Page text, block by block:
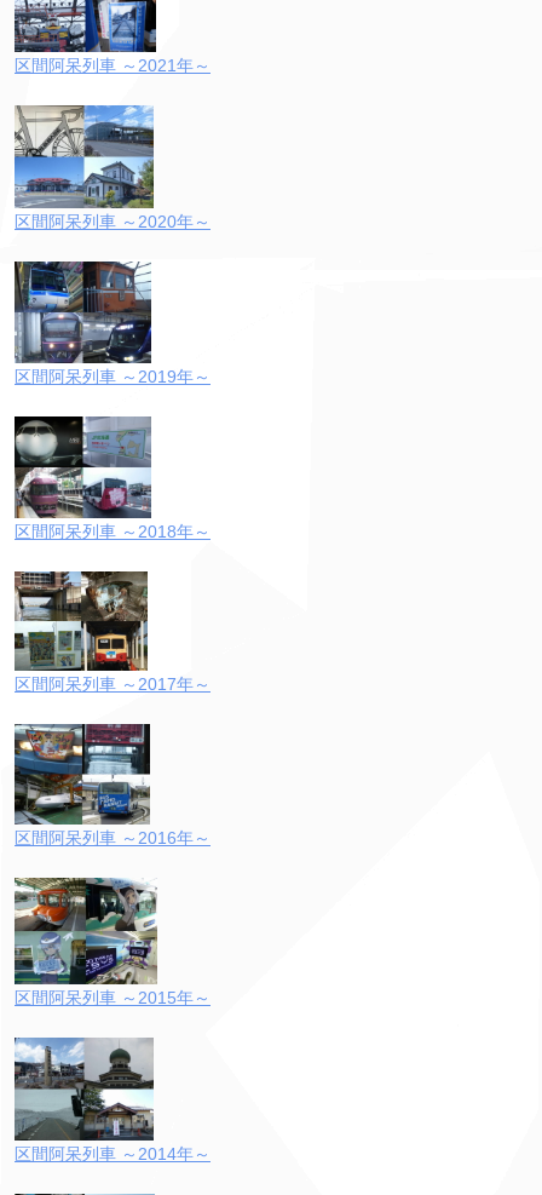
区間阿呆列車 ～2021年～
区間阿呆列車 ～2020年～
区間阿呆列車 ～2019年～
区間阿呆列車 ～2018年～
区間阿呆列車 ～2017年～
区間阿呆列車 ～2016年～
区間阿呆列車 ～2015年～
区間阿呆列車 ～2014年～